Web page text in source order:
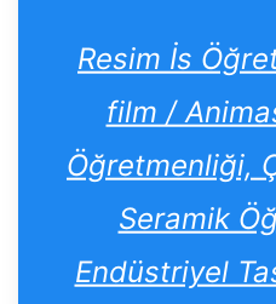
Resim İs
film /
Öğretmenliği,
Seramik
Endüstriyel